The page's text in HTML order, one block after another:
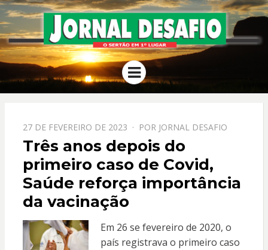
JORNAL
DESAFIO
O Sertão em 1º Lugar
Menu
PPOSTADO
EM
27 DE FEVEREIRO DE 2023 POR JORNAL DESAFIO
Três anos depois do
primeiro caso de Covid,
Saúde reforça importância
da vacinação
Em 26 se fevereiro de 2020, o
país registrava o primeiro caso